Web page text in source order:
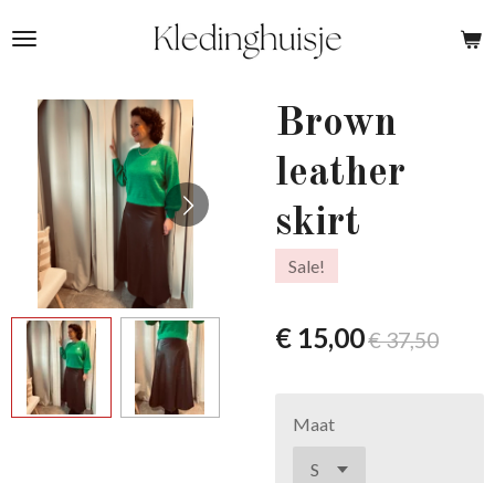
direct
hoofdinhoud
Brown
leather
skirt
Sale!
€ 15,00€ 37,50
Maat